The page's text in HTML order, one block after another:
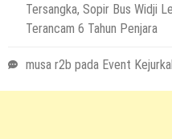
Tersangka, Sopir Bus Widji
Terancam 6 Tahun Penjara
musa r2b pada Event